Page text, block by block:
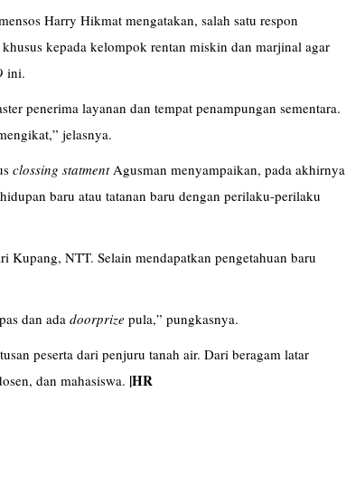
Harry Hikmat mengatakan, salah satu respon
kepada kelompok rentan miskin dan marjinal agar
ini.
penerima layanan dan tempat penampungan sementara.
jelasnya.
clossing statmentAgusman menyampaikan, pada akhirnya
baru atau tatanan baru dengan perilaku-perilaku
NTT. Selain mendapatkan pengetahuan baru
dan ada doorprize pula,” pungkasnya.
peserta dari penjuru tanah air. Dari beragam latar
dan mahasiswa. |HR